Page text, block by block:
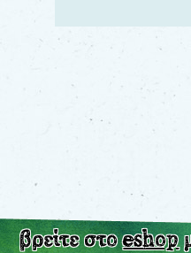
βρείτε στοeshop